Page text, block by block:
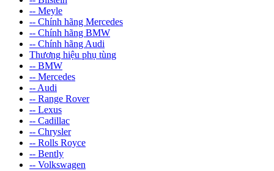
-- Meyle
-- Chính hãng Mercedes
-- Chính hãng BMW
-- Chính hãng Audi
Thương hiệu phụ tùng
-- BMW
-- Mercedes
-- Audi
-- Range Rover
-- Lexus
-- Cadillac
-- Chrysler
-- Rolls Royce
-- Bently
-- Volkswagen